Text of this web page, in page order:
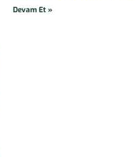
Devam Et »